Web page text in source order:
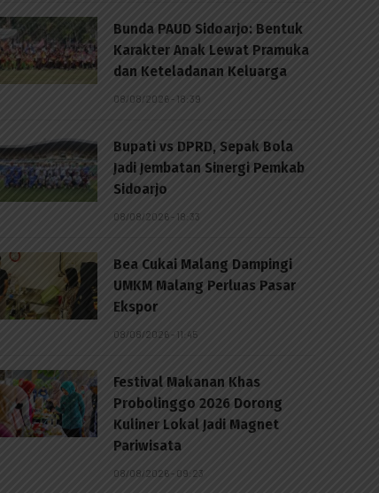
Bunda PAUD Sidoarjo: Bentuk
Karakter Anak Lewat Pramuka
dan Keteladanan Keluarga
08/08/2026 - 18:39
Bupati vs DPRD, Sepak Bola
Jadi Jembatan Sinergi Pemkab
Sidoarjo
08/08/2026 - 18:33
Bea Cukai Malang Dampingi
UMKM Malang Perluas Pasar
Ekspor
08/08/2026 - 11:45
Festival Makanan Khas
Probolinggo 2026 Dorong
Kuliner Lokal Jadi Magnet
Pariwisata
08/08/2026 - 09:23